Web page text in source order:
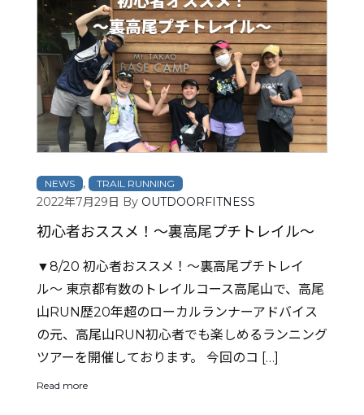
NEWS , TRAIL RUNNING
2022年7月29日 By OUTDOORFITNESS
初心者おススメ！〜裏高尾プチトレイル〜
▼8/20 初心者おススメ！〜裏高尾プチトレイ
ル〜 東京都有数のトレイルコース高尾山で、高尾
山RUN歴20年超のローカルランナーアドバイス
の元、高尾山RUN初心者でも楽しめるランニング
ツアーを開催しております。 今回のコ […]
Read more